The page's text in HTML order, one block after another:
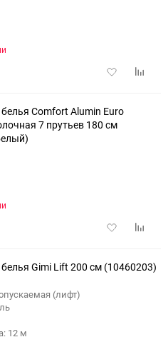
Добавить
Comfort Alumin Euro
7 прутьев 180 см
Добавить
Gimi Lift 200 см (10460203)
(лифт)
12 м